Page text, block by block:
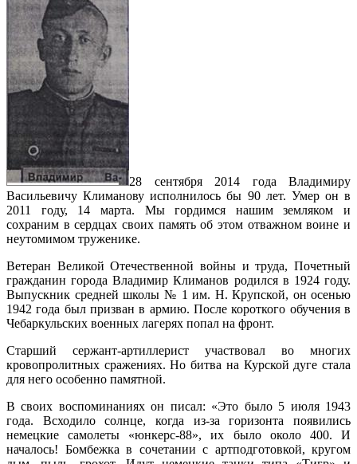
28 сентября 2014 года Владимиру
Васильевичу Климанову исполнилось бы 90 лет. Умер он в
2011 году, 14 марта. Мы гордимся нашим земляком и
сохраним в сердцах своих память об этом отважном воине и
неутомимом труженике.
Ветеран Великой Отечественной войны и труда, Почетный
гражданин города Владимир Климанов родился в 1924 году.
Выпускник средней школы № 1 им. Н. Крупской, он осенью
1942 года был призван в армию. После короткого обучения в
Чебаркульских военных лагерях попал на фронт.
Старший сержант-артиллерист участвовал во многих
кровопролитных сражениях. Но битва на Курской дуге стала
для него особенно памятной.
В своих воспоминаниях он писал: «Это было 5 июля 1943
года. Всходило солнце, когда из-за горизонта появились
немецкие самолеты «юнкерс-88», их было около 400. И
началось! Бомбежка в сочетании с артподготовкой, кругом